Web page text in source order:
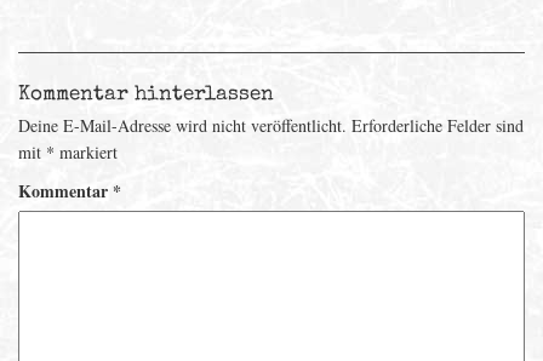
Kommentar hinterlassen
Deine E-Mail-Adresse wird nicht veröffentlicht. Erforderliche Felder sind
mit * markiert
Kommentar*